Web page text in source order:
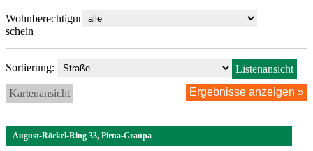
Wohnberechtigungs-
schein
Sortierung: Listenansicht
Kartenansicht
August-Röckel-Ring 33, Pirna-Graupa